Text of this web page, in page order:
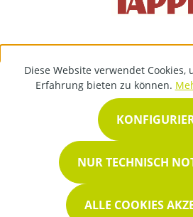
Diese Website verwendet Cookies,
Erfahrung bieten zu können.
NUR TECHNISCH
ALLE COOKIES